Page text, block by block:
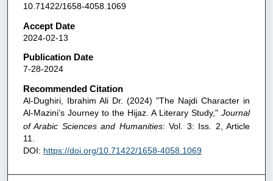
10.71422/1658-4058.1069
Accept Date
2024-02-13
Publication Date
7-28-2024
Recommended Citation
Al-Dughiri, Ibrahim Ali Dr. (2024) "The Najdi Character in
Al-Mazini’s Journey to the Hijaz. A Literary Study," Journal
of Arabic Sciences and Humanities: Vol. 3: Iss. 2, Article
11.
DOI: https://doi.org/10.71422/1658-4058.1069